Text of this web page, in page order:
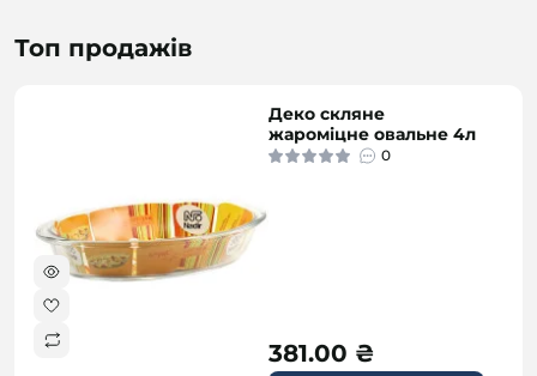
Топ продажів
Деко скляне
жароміцне овальне 4л
0
381.00 ₴